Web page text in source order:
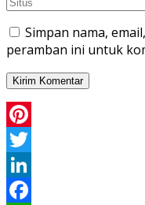
Simpan nama,
peramban ini untuk
Pinterest
Twitter
LinkedIn